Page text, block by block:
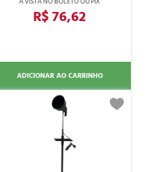
R$ 76,62
ADICIONAR AO CARRINHO